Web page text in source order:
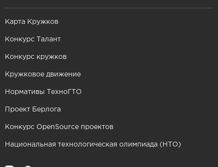
Карта Кружков
Конкурс Талант
Конкурс кружков
Кружковое движение
Нормативы ТехноГТО
Проект Берлога
Конкурс OpenSource проектов
Национальная технологическая олимпиада (НТО)